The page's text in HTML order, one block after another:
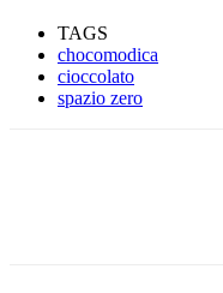
TAGS
chocomodica
cioccolato
spazio zero